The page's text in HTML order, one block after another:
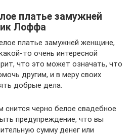
платье замужней
Лоффа
платье замужней женщине,
то очень интересной
что это может означать, что
другим, и в меру своих
добрые дела.
снится черно белое свадебное
предупреждение, что вы
сумму денег или